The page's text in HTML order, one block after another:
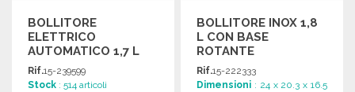
BOLLITORE
ELETTRICO
AUTOMATICO 1,7 L
INOX A PREZZI
ALL'INGROSSO
Rif.15-239599
Stock : 514 articoli
BOLLITORE INOX 1,8
L CON BASE
ROTANTE
Rif.15-222333
Dimensioni : 24 x 20.3 x 16.5